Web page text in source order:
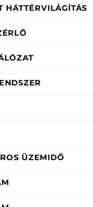
HÁTTÉRVILÁGÍTÁS
ÜZEMIDŐ